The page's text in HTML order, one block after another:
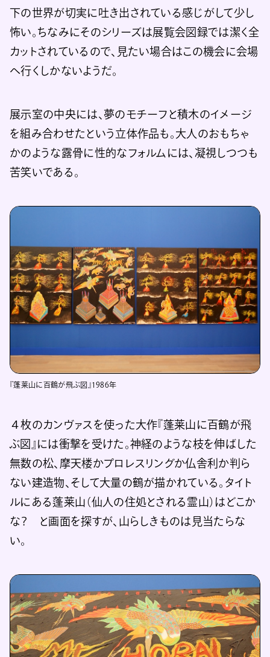
下の世界が切実に吐き出されている感じがして少し
怖い。ちなみにそのシリーズは展覧会図録では潔く全
カットされているので、見たい場合はこの機会に会場
へ行くしかないようだ。
展示室の中央には、夢のモチーフと積木のイメージ
を組み合わせたという立体作品も。大人のおもちゃ
かのような露骨に性的なフォルムには、凝視しつつも
苦笑いである。
『蓬莱山に百鶴が飛ぶ図』1986年
４枚のカンヴァスを使った大作『蓬莱山に百鶴が飛
ぶ図』には衝撃を受けた。神経のような枝を伸ばした
無数の松、摩天楼かプロレスリングか仏舎利か判ら
ない建造物、そして大量の鶴が描かれている。タイト
ルにある蓬莱山（仙人の住処とされる霊山）はどこか
な？ と画面を探すが、山らしきものは見当たらな
い。